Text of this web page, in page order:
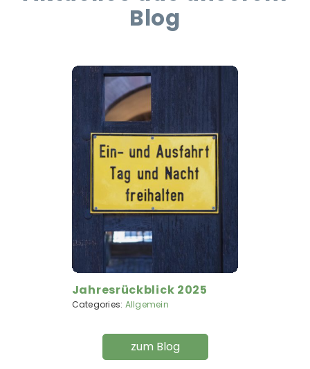
Aktuelles aus unserem
Blog
Jahresrückblick 2025